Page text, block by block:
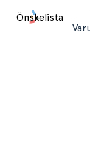
Önskelista